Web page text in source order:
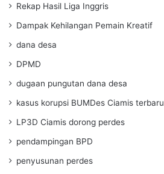
Rekap Hasil Liga Inggris
Dampak Kehilangan Pemain Kreatif
dana desa
DPMD
dugaan pungutan dana desa
kasus korupsi BUMDes Ciamis terbaru
LP3D Ciamis dorong perdes
pendampingan BPD
penyusunan perdes